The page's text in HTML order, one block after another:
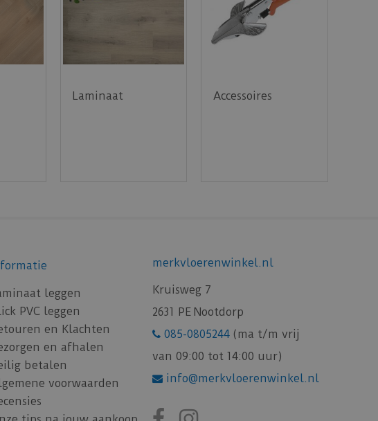
Laminaat Accessoires
leggen
PVC leggen
en Klachten
en afhalen
betalen
voorwaarden
merkvloerenwinkel.nl
Kruisweg 7
2631 PE Nootdorp
085-0805244 (ma t/m vrij
van 09:00 tot 14:00 uur)
info@merkvloerenwinkel.nl